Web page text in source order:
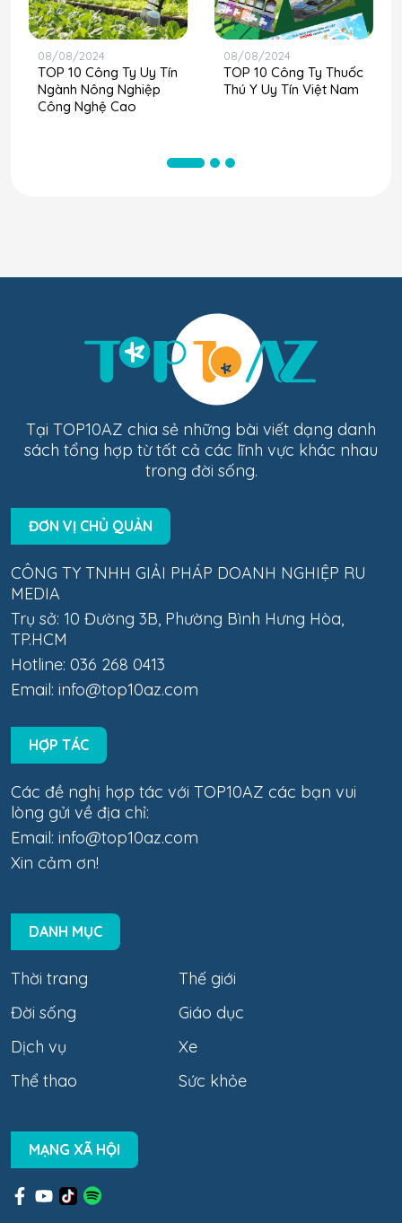
08/08/2024
TOP 10 Công Ty Uy Tín
Ngành Nông Nghiệp
Công Nghệ Cao
08/08/2024
TOP 10 Công Ty Thuốc
Thú Y Uy Tín Việt Nam
Tại TOP10AZ chia sẻ những bài viết dạng danh
sách tổng hợp từ tất cả các lĩnh vực khác nhau
trong đời sống.
ĐƠN VỊ CHỦ QUẢN
CÔNG TY TNHH GIẢI PHÁP DOANH NGHIỆP RU
MEDIA
Trụ sở: 10 Đường 3B, Phường Bình Hưng Hòa,
TP.HCM
Hotline: 036 268 0413
Email: info@top10az.com
HỢP TÁC
Các đề nghị hợp tác với TOP10AZ các bạn vui
lòng gửi về địa chỉ:
Email: info@top10az.com
Xin cảm ơn!
DANH MỤC
Thời trang
Thế giới
Đời sống
Giáo dục
Dịch vụ
Xe
Thể thao
Sức khỏe
MẠNG XÃ HỘI